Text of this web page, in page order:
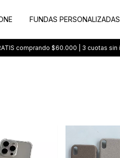
FUNDAS PERSONALIZADAS
comprando $60.000 | 3 cuotas